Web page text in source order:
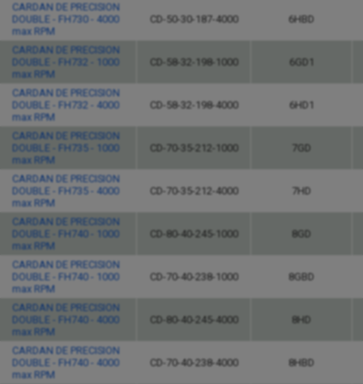
CARDAN DE PRECISION
DOUBLE - FH730 - 4000
max RPM
CD-50-30-187-4000 6HBD
CARDAN DE PRECISION
DOUBLE - FH732 - 1000
max RPM
CD-58-32-198-1000 6GD1
CARDAN DE PRECISION
DOUBLE - FH732 - 4000
max RPM
CD-58-32-198-4000 6HD1
CARDAN DE PRECISION
DOUBLE - FH735 - 1000
max RPM
CD-70-35-212-1000 7GD
CARDAN DE PRECISION
DOUBLE - FH735 - 4000
max RPM
CD-70-35-212-4000 7HD
CARDAN DE PRECISION
DOUBLE - FH740 - 1000
max RPM
CD-80-40-245-1000 8GD
CARDAN DE PRECISION
DOUBLE - FH740 - 1000
max RPM
CD-70-40-238-1000 8GBD
CARDAN DE PRECISION
DOUBLE - FH740 - 4000
max RPM
CD-80-40-245-4000 8HD
CARDAN DE PRECISION
DOUBLE - FH740 - 4000
max RPM
CD-70-40-238-4000 8HBD